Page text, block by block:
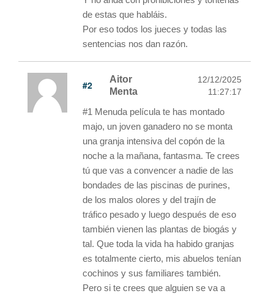
de estas que habláis.
Por eso todos los jueces y todas las
sentencias nos dan razón.
#2
Aitor
Menta
12/12/2025
11:27:17
#1 Menuda película te has montado
majo, un joven ganadero no se monta
una granja intensiva del copón de la
noche a la mañana, fantasma. Te crees
tú que vas a convencer a nadie de las
bondades de las piscinas de purines,
de los malos olores y del trajín de
tráfico pesado y luego después de eso
también vienen las plantas de biogás y
tal. Que toda la vida ha habido granjas
es totalmente cierto, mis abuelos tenían
cochinos y sus familiares también.
Pero si te crees que alguien se va a